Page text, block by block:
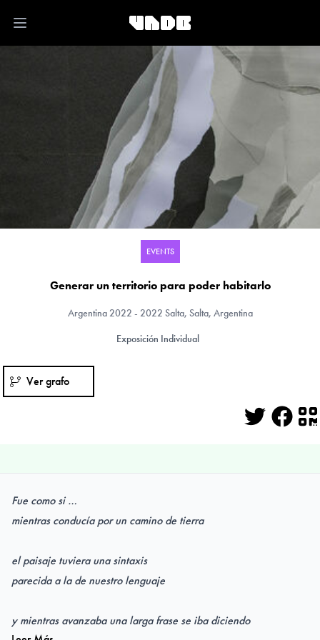
Open main menu
EVENTS
Generar un territorio para poder habitarlo
Argentina2022 - 2022 Salta, Salta, Argentina
Exposición Individual
Ver grafo
Fue como si …
mientras conducía por un camino de tierra
el paisaje tuviera una sintaxis
parecida a la de nuestro lenguaje
y mientras avanzaba una larga frase se iba diciendo